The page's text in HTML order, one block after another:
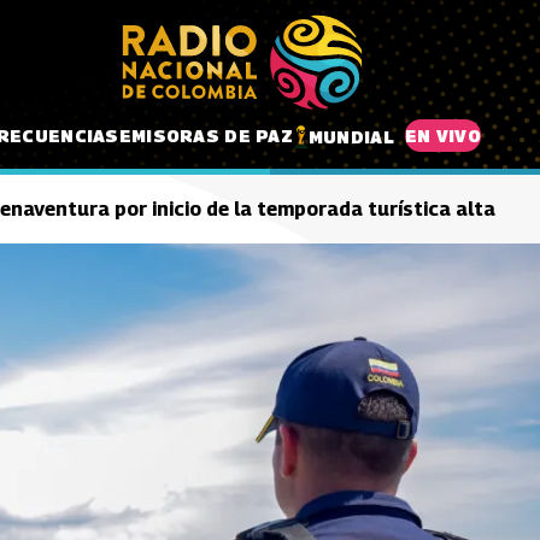
EMISORAS DE PAZ MUNDIAL EN VIVO
por inicio de la temporada turística alta